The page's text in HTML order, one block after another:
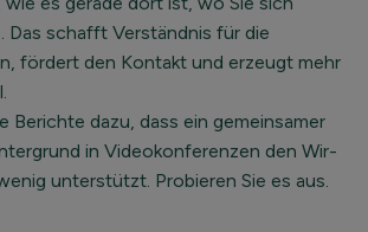
Das schafft Verständnis für die
fördert den Kontakt und erzeugt mehr
Berichte dazu, dass ein gemeinsamer
in Videokonferenzen den Wir-
unterstützt. Probieren Sie es aus.